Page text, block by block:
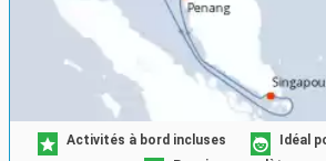
Activités à bord incluses
Idéal